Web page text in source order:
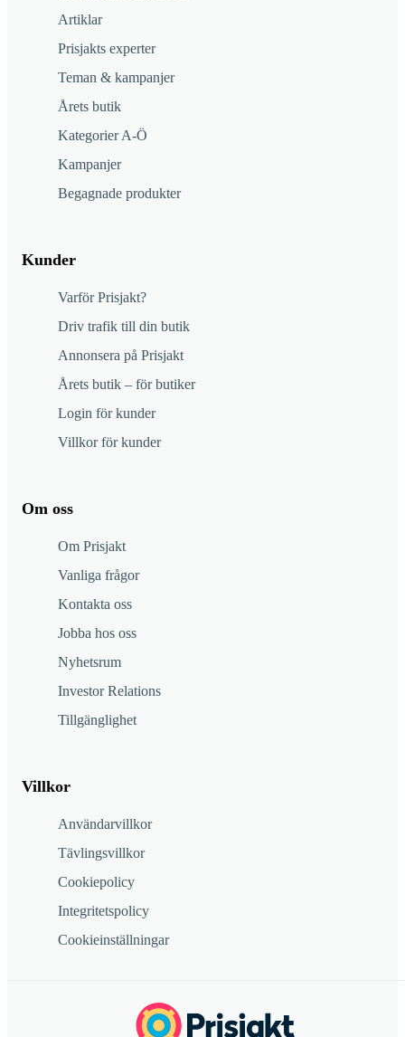
Artiklar
Prisjakts experter
Teman & kampanjer
Årets butik
Kategorier A-Ö
Kampanjer
Begagnade produkter
Kunder
Varför Prisjakt?
Driv trafik till din butik
Annonsera på Prisjakt
Årets butik – för butiker
Login för kunder
Villkor för kunder
Om oss
Om Prisjakt
Vanliga frågor
Kontakta oss
Jobba hos oss
Nyhetsrum
Investor Relations
Tillgänglighet
Villkor
Användarvillkor
Tävlingsvillkor
Cookiepolicy
Integritetspolicy
Cookieinställningar